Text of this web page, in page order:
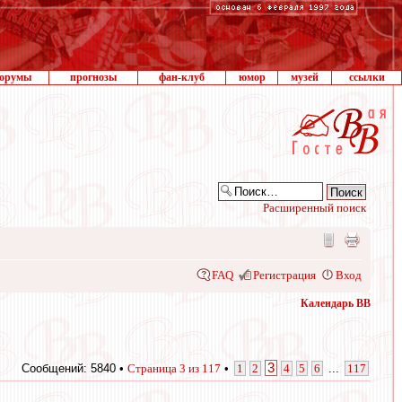
прогнозы фан-клуб юмор музей ссылки
Расширенный поиск
FAQ Регистрация Вход
Календарь ВВ
Сообщений: 5840 • Страница 3 из 117 • 1 2 3 4 5 6 117